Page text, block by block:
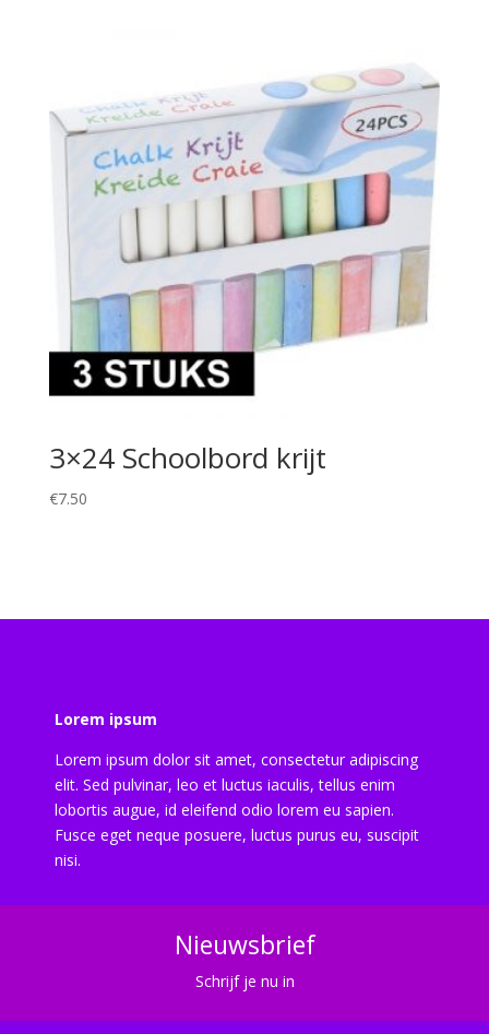
3×24 Schoolbord krijt
€7.50
Lorem ipsum
Lorem ipsum dolor sit amet, consectetur adipiscing
elit. Sed pulvinar, leo et luctus iaculis, tellus enim
lobortis augue, id eleifend odio lorem eu sapien.
Fusce eget neque posuere, luctus purus eu, suscipit
nisi.
Nieuwsbrief
Schrijf je nu in